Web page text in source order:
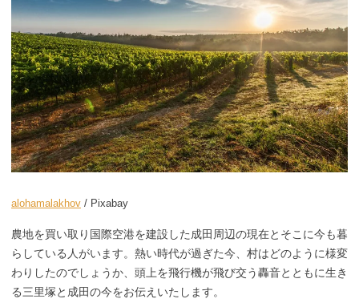
alohamalakhov / Pixabay
農地を買い取り国際空港を建設した成田周辺の現在とそこに今も暮
らしている人がいます。熱い時代が過ぎた今、村はどのように様変
わりしたのでしょうか、頭上を飛行機が飛び交う轟音とともに生き
る三里塚と成田の今をお伝えいたします。